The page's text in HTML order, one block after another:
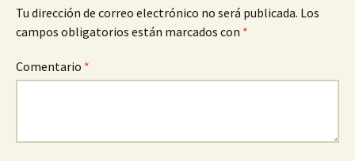
entrada
Tu dirección de correo electrónico no será publicada. Los
campos obligatorios están marcados con *
Comentario *